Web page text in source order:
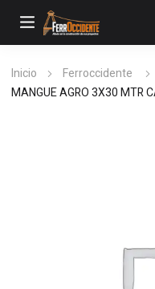
Inicio Ferroccidente
MANGUE AGRO 3X30 MTR